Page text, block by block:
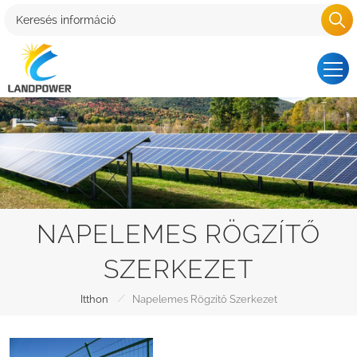
NAPELEMES RÖGZÍTŐ
SZERKEZET
Itthon / Napelemes Rögzítő Szerkezet